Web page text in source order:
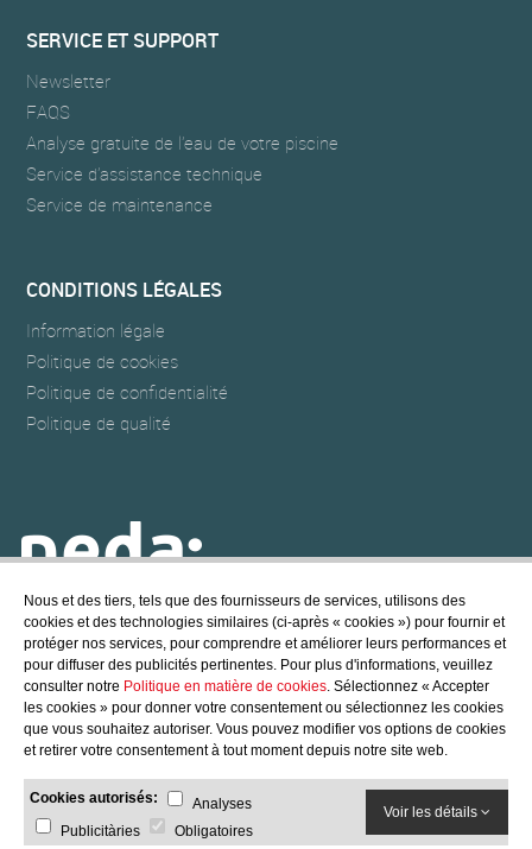
SERVICE ET SUPPORT
Newsletter
FAQS
Analyse gratuite de l’eau de votre piscine
Service d’assistance technique
Service de maintenance
CONDITIONS LÉGALES
Information légale
Politique de cookies
Politique de confidentialité
Politique de qualité
NEDA POOL & SPA
@ Copyright - 2017 NEDA POOL, S.L.
All rights reserved
Crédits/Politique de cookies
Nous et des tiers, tels que des fournisseurs de services, utilisons des
cookies et des technologies similaires (ci-après « cookies ») pour fournir et
protéger nos services, pour comprendre et améliorer leurs performances et
pour diffuser des publicités pertinentes. Pour plus d'informations, veuillez
consulter notre Politique en matière de cookies. Sélectionnez « Accepter
les cookies » pour donner votre consentement ou sélectionnez les cookies
que vous souhaitez autoriser. Vous pouvez modifier vos options de cookies
et retirer votre consentement à tout moment depuis notre site web.
Cookies autorisés:
Analyses
Publicitàries
Obligatoires
Voir les détails